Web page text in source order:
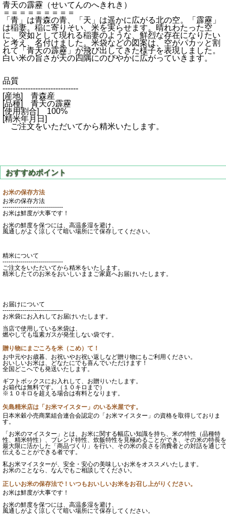
青天の霹靂（せいてんのへきれき）
＝＝＝＝＝＝＝＝＝
「青」は青森の青、「天」は遥かに広がる北の空。「霹靂」
は稲妻。稲に寄りそい、米を実らせます。晴れわたった空
に、突如として現れる稲妻のような、鮮烈な存在になりたい
と考え、名付けました。米袋などの図案は、空がパカッと割
れて「青天の霹靂」が飛び出してきた様子を表現しました。
白い米の旨さが天の四隅にのびやかに広がっていきます。
品質
------------------------------
[産地] 青森産
[品種] 青天の霹靂
[使用割合] 100%
[精米年月日]
ご注文をいただいてから精米いたします。
お米の保存方法
お米の保存方法
------------------------------
お米は鮮度が大事です！
お米の鮮度を保つには、高温多湿を避け、
風通しがよく涼しくて暗い場所にて保存してください。
精米について
------------------------------
ご注文をいただいてから精米をいたします。
精米したてのお米をおいしいままご家庭へお届けいたします。
お届けについて
------------------------------
お米袋にお入れしてお届けいたします。
当店で使用している米袋は、
燃やしても塩素ガスが発生しない袋です。
贈り物にまごころを米（こめ）て！
お中元やお歳暮、お祝いやお祝い返しなど贈り物にもご利用ください。
おいしいお米は、どなたにでも喜んでいただけます！
全国どこへでも発送いたします。
ギフトボックスにお入れして、お贈りいたします。
お箱代は無料です。（１０キロまで）
※１０キロを超える場合は有料となります。
矢島精米店は「お米マイスター」のいる米屋です。
日本米穀小売商業組合連合会認定の「お米マイスター」の資格を取得しておりま
す。
「お米のマイスター」とは、お米に関する幅広い知識を持ち、米の特性（品種特
性、精米特性）、ブレンド特性、炊飯特性を見極めることができ、その米の特長を
最大限に活かした「商品づくり」を行い、その米の良さを消費者との対話を通じて
伝えることができる者です。
私お米マイスターが、安全・安心の美味しいお米をオススメいたします。
お米のことなら、なんでもご相談してください。
正しいお米の保存法で！いつもおいしいお米をお召し上がりください。
お米は鮮度が大事です！
お米の鮮度を保つには、高温多湿を避け、
風通しがよく涼しくて暗い場所にて保存してください。